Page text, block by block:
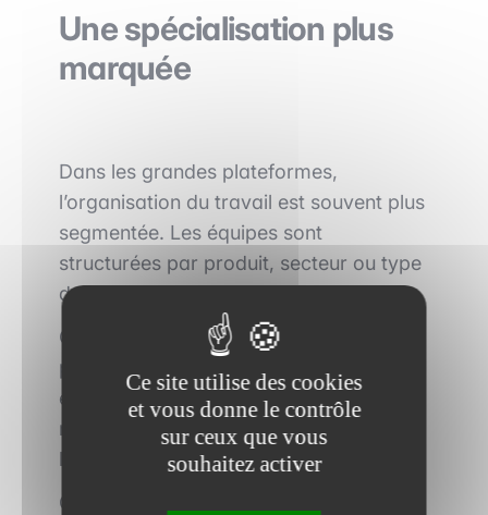
Une spécialisation plus
marquée
Dans les grandes plateformes,
l’organisation du travail est souvent plus
segmentée. Les équipes sont
structurées par produit, secteur ou type
de transaction.
Cela peut conduire à une spécialisation
plus rapide. Le junior développe une
expertise pointue sur certains sujets,
mais peut avoir une exposition plus
limitée à d’autres dimensions.
Cette spécialisation est particulièrement
Ce site utilise des cookies
et vous donne le contrôle
sur ceux que vous
souhaitez activer